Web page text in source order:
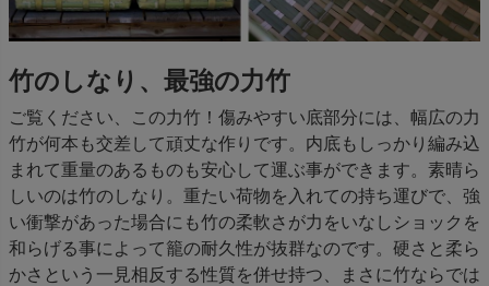
竹のしなり、最強の力竹
ご覧ください、この力竹！傷みやすい底部分には、幅広の力
竹が何本も交差して頑丈な作りです。内底もしっかり編み込
まれて重量のあるものも安心して運ぶ事ができます。素晴ら
しいのは竹のしなり。重たい荷物を入れての持ち運びで、強
い衝撃があった場合にも竹の柔軟さが力をいなしショックを
和らげる事によって籠の耐久性が抜群なのです。硬さと柔ら
かさという一見相反する性質を併せ持つ、まさに竹ならでは